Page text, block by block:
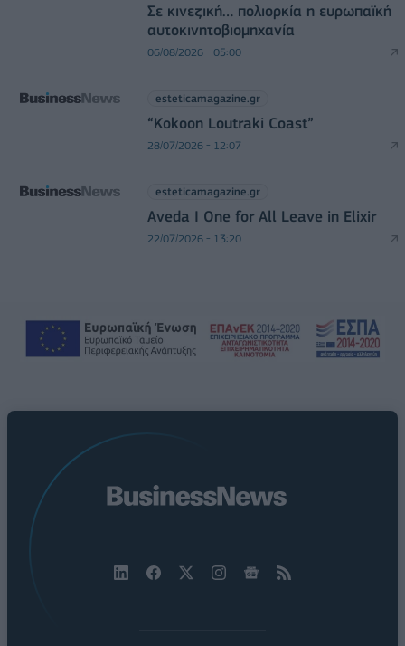
Σε κινεζική… πολιορκία η ευρωπαϊκή
αυτοκινητοβιομηχανία
06/08/2026 - 05:00
esteticamagazine.gr
“Kokoon Loutraki Coast”
28/07/2026 - 12:07
esteticamagazine.gr
Aveda I One for All Leave in Elixir
22/07/2026 - 13:20